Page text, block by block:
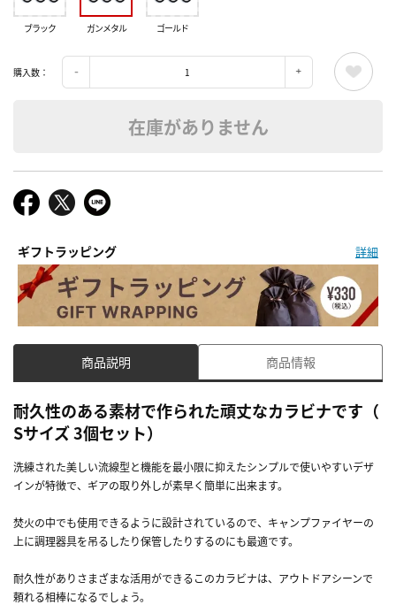
ブラック ガンメタル ゴールド
購入数：
在庫がありません
ギフトラッピング 詳細
商品説明 商品情報
耐久性のある素材で作られた頑丈なカラビナです（
Sサイズ 3個セット）
洗練された美しい流線型と機能を最小限に抑えたシンプルで使いやすいデザ
インが特徴で、ギアの取り外しが素早く簡単に出来ます。
焚火の中でも使用できるように設計されているので、キャンプファイヤーの
上に調理器具を吊るしたり保管したりするのにも最適です。
耐久性がありさまざまな活用ができるこのカラビナは、アウトドアシーンで
頼れる相棒になるでしょう。